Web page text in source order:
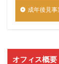
成年後見
オフィス概要